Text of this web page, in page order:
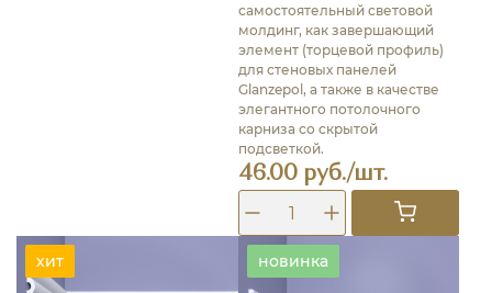
самостоятельный световой
молдинг, как завершающий
элемент (торцевой профиль)
для стеновых панелей
Glanzepol, а также в качестве
элегантного потолочного
карниза со скрытой
подсветкой.
46.00 руб./шт.
хит новинка